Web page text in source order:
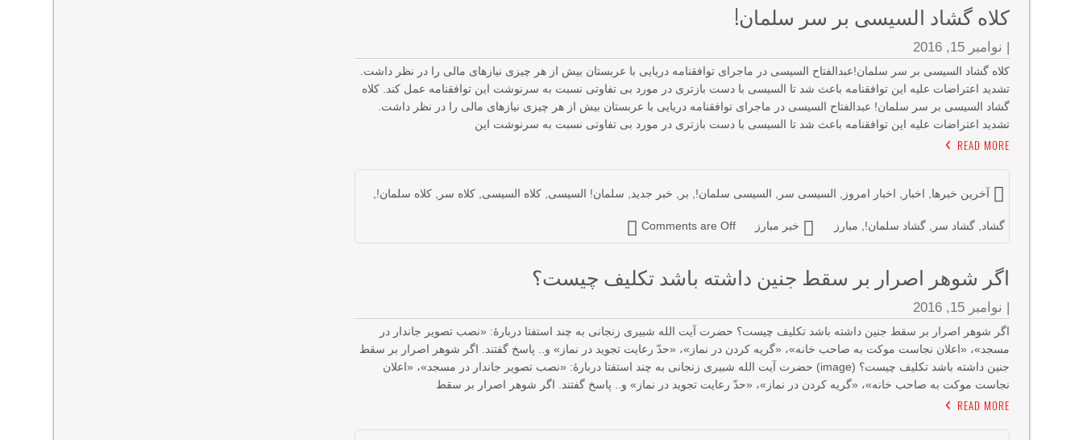
کلاه گشاد السیسی بر سر سلمان!
| نوامبر 15, 2016
کلاه گشاد السیسی بر سر سلمان!عبدالفتاح السیسی در ماجرای توافقنامه دریایی با عربستان بیش از هر چیزی نیازهای مالی را در نظر داشت.
تشدید اعتراضات علیه این توافقنامه باعث شد تا السیسی با دست بازتری در مورد بی تفاوتی نسبت به سرنوشت این توافقنامه عمل کند. کلاه
گشاد السیسی بر سر سلمان! عبدالفتاح السیسی در ماجرای توافقنامه دریایی با عربستان بیش از هر چیزی نیازهای مالی را در نظر داشت.
تشدید اعتراضات علیه این توافقنامه باعث شد تا السیسی با دست بازتری در مورد بی تفاوتی نسبت به سرنوشت این
READ MORE
آخرین خبرها اخبار اخبار امروز السیسی سر السیسی سلمان! بر خبر جدید سلمان! السیسی ,کلاه السیسی ,کلاه سر ,کلاه سلمان!
گشاد ,گشاد سر ,گشاد سلمان! مبارز خبر مبارز Comments are Off
اگر شوهر اصرار بر سقط جنین داشته باشد تکلیف چیست؟
| نوامبر 15, 2016
اگر شوهر اصرار بر سقط جنین داشته باشد تکلیف چیست؟ حضرت آیت الله شبیری زنجانی به چند استفتا دربارۀ: «نصب تصویر جاندار در
مسجد»، «اعلان نجاست موکت به صاحب خانه»، «گریه کردن در نماز»، «حدّ رعایت تجوید در نماز» و.. پاسخ گفتند. اگر شوهر اصرار بر سقط
جنین داشته باشد تکلیف چیست؟ (image) حضرت آیت الله شبیری زنجانی به چند استفتا دربارۀ: «نصب تصویر جاندار در مسجد»، «اعلان
نجاست موکت به صاحب خانه»، «گریه کردن در نماز»، «حدّ رعایت تجوید در نماز» و.. پاسخ گفتند. اگر شوهر اصرار بر سقط
READ MORE